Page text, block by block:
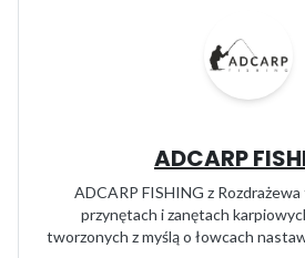
ADCARP
ADCARP FISHING z
przynętach i zanętach
tworzonych z myślą o łowcach